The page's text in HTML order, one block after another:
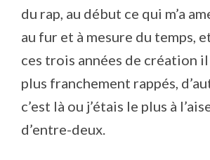
du rap, au début ce qui m’a
au fur et à mesure du temps,
ces trois années de création
plus franchement rappés,
c’est là ou j’étais le plus à
d’entre-deux.